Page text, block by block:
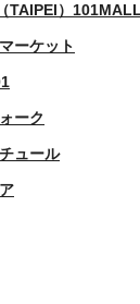
TAIPEI）101MALL
ーケット
ーク
ュール